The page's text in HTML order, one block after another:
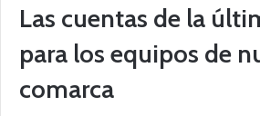
Las cuentas de la
para los equipos de
comarca